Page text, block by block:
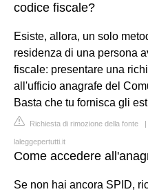
codice fiscale?
Esiste, allora, un solo
residenza di una persona
fiscale: presentare una
all'ufficio anagrafe del
Basta che tu fornisca gli
Richiesta di rimozione della fonte |
laleggepertutti.it
Come accedere
Se non hai ancora SPID,